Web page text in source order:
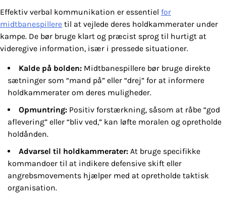
Effektiv verbal kommunikation er essentiel for
midtbanespillere til at vejlede deres holdkammerater under
kampe. De bør bruge klart og præcist sprog til hurtigt at
videregive information, især i pressede situationer.
Kalde på bolden: Midtbanespillere bør bruge direkte
sætninger som “mand på” eller “drej” for at informere
holdkammerater om deres muligheder.
Opmuntring: Positiv forstærkning, såsom at råbe “god
aflevering” eller “bliv ved,” kan løfte moralen og opretholde
holdånden.
Advarsel til holdkammerater: At bruge specifikke
kommandoer til at indikere defensive skift eller
angrebsmovements hjælper med at opretholde taktisk
organisation.